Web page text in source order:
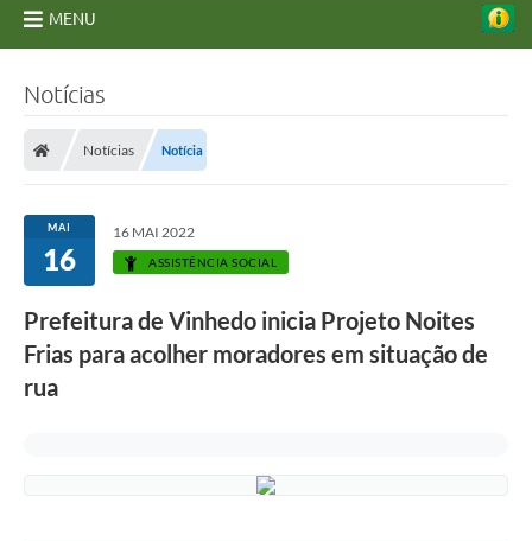
MENU
Licitações
Transparência
Concursos e Processos Seletivos
Inclusão e Acessibilidade
Notícias
Notícias Notícia
MAI
16
16 MAI 2022
ASSISTÊNCIA SOCIAL
Prefeitura de Vinhedo inicia Projeto Noites
Frias para acolher moradores em situação de
rua